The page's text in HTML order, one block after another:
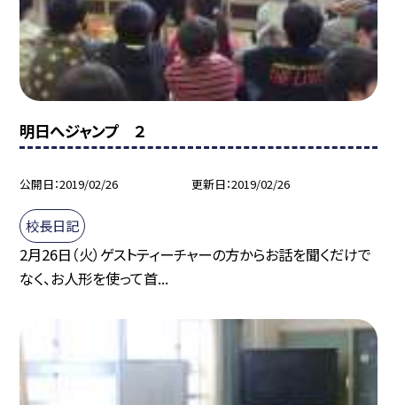
明日へジャンプ ２
公開日 2019/02/26 更新日 2019/02/26
校長日記
2月26日（火）ゲストティーチャーの方からお話を聞くだけで
なく、お人形を使って首...